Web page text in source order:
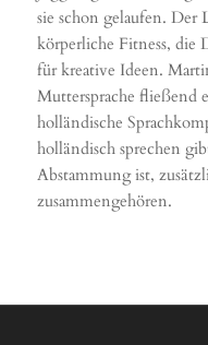
sie schon gelaufen. Der
körperliche Fitness, die
für kreative Ideen.
Muttersprache fließend
holländische
holländisch sprechen
Abstammung ist,
zusammengehören.